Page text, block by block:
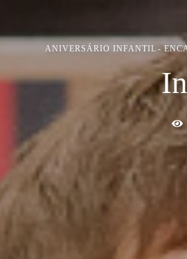
ANIVERSÁRIO INFANTIL